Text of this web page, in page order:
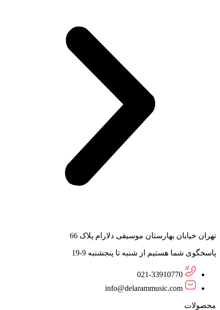
تهران خیابان بهارستان موسیقی دلارام پلاک 66
پاسخگوی شما هستیم از شنبه تا پنجشنبه 9-19
021-33910770
info@delarammusic.com
محصولات